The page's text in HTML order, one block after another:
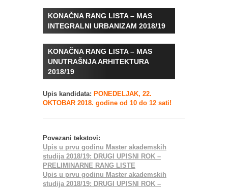
KONAČNA RANG LISTA – MAS
INTEGRALNI URBANIZAM 2018/19
KONAČNA RANG LISTA – MAS
UNUTRAŠNJA ARHITEKTURA
2018/19
Upis kandidata: PONEDELJAK, 22.
OKTOBAR 2018. godine od 10 do 12 sati!
Povezani tekstovi:
Upis u prvu godinu Master akademskih
studija 2018/19: DRUGI UPISNI ROK –
PRELIMINARNE RANG LISTE
Upis u prvu godinu Master akademskih
studija 2018/19: DRUGI UPISNI ROK –